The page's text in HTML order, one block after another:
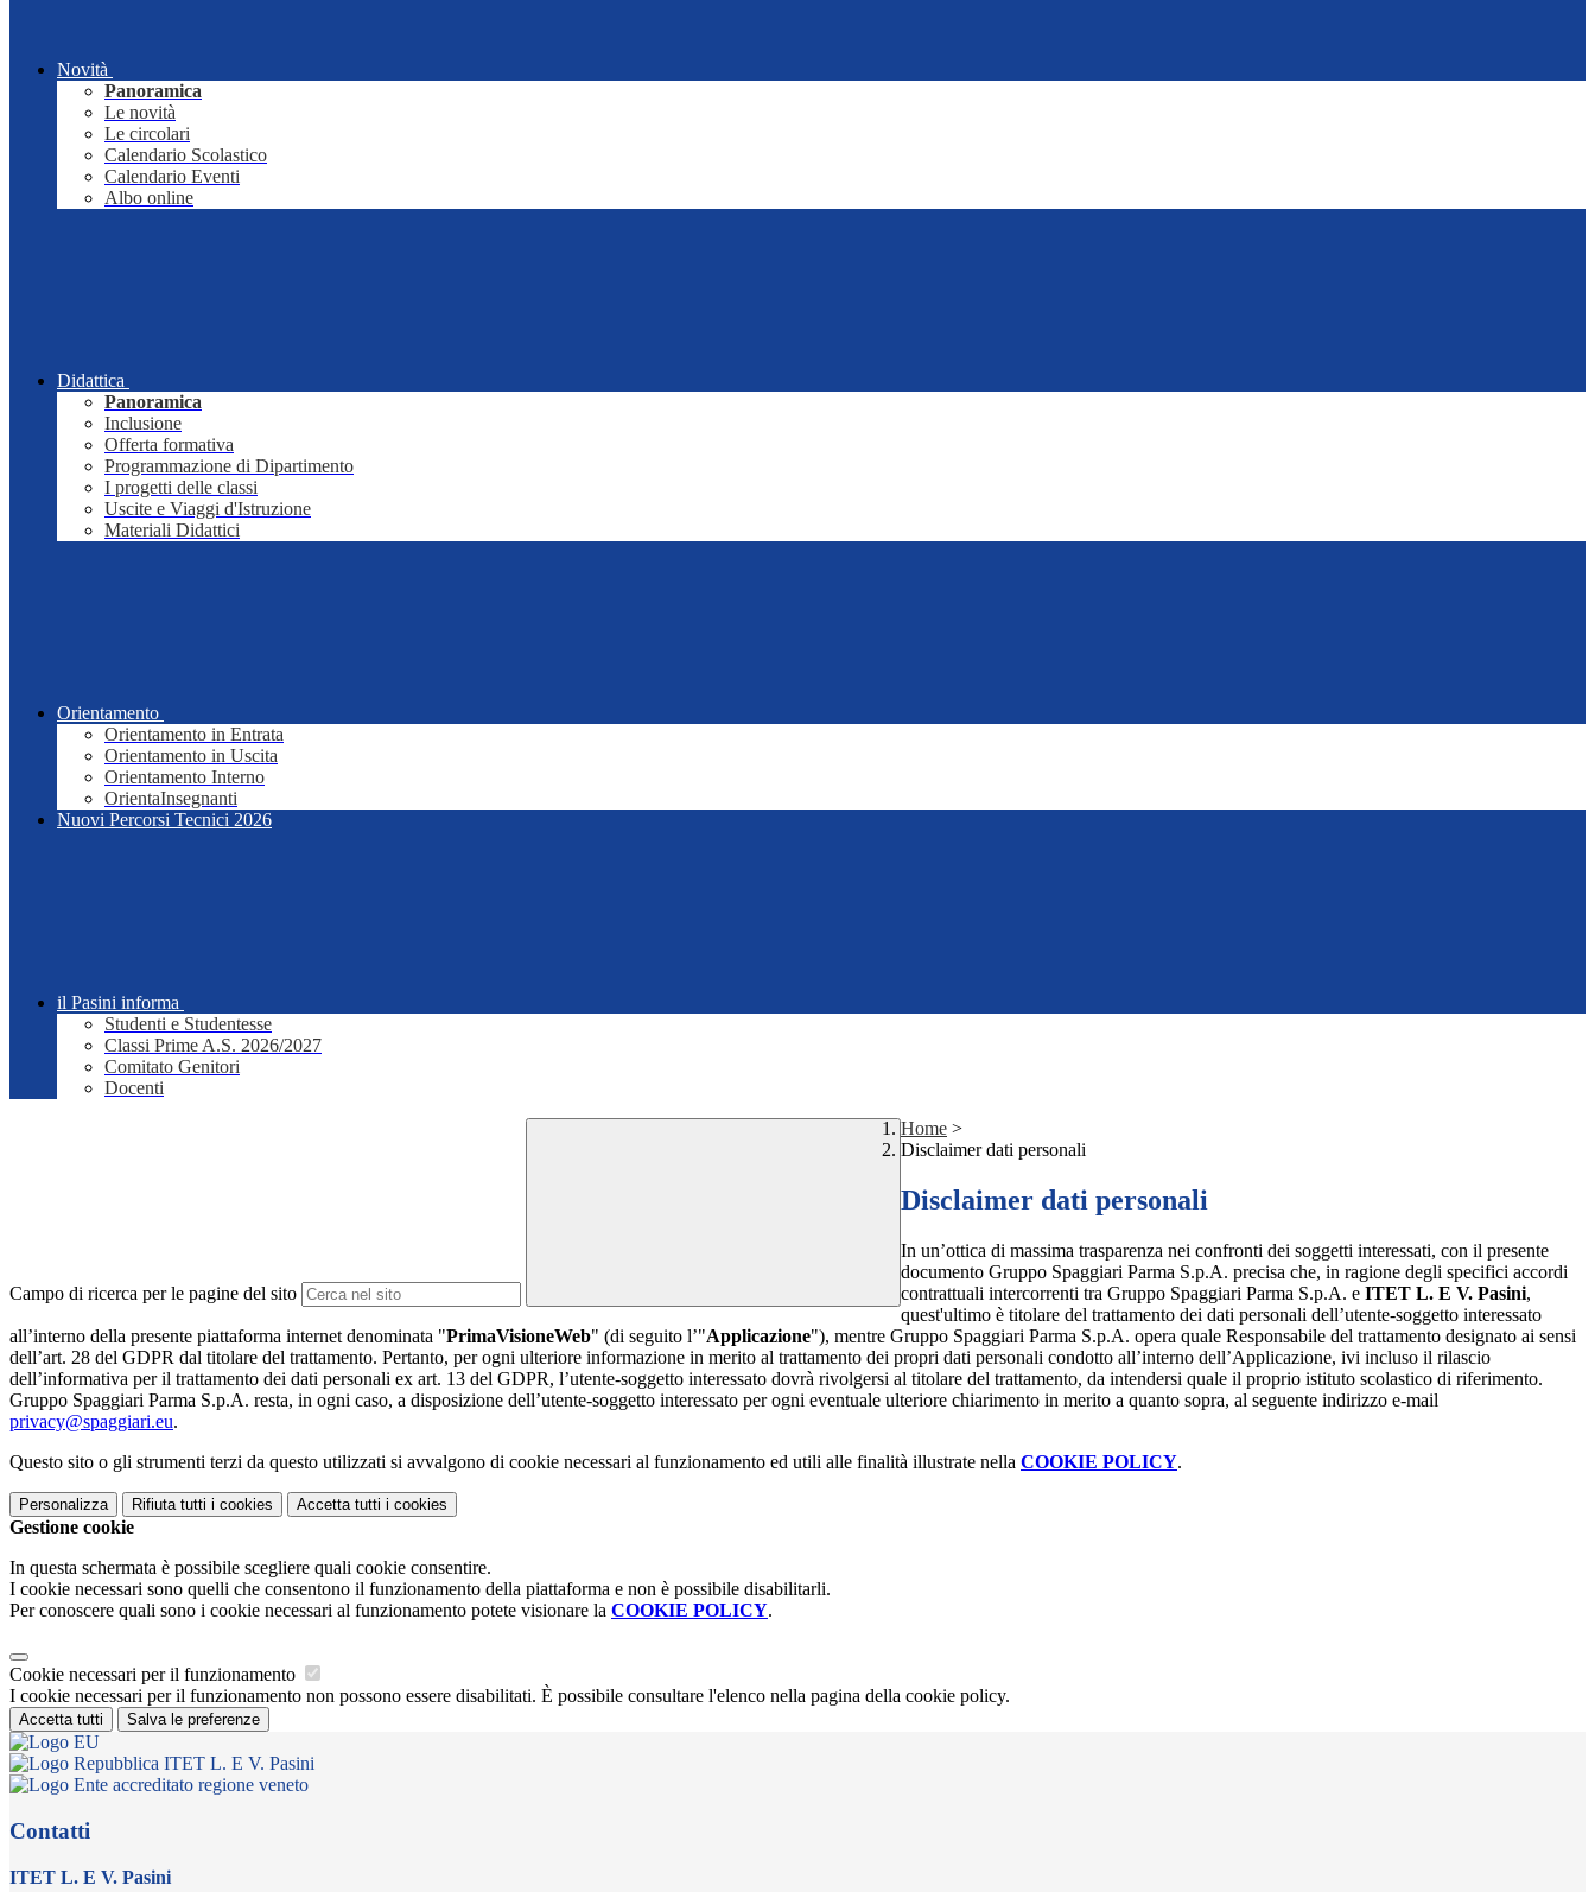
Novità
Panoramica
Le novità
Le circolari
Calendario Scolastico
Calendario Eventi
Albo online
Didattica
Panoramica
Inclusione
Offerta formativa
Programmazione di Dipartimento
I progetti delle classi
Uscite e Viaggi d'Istruzione
Materiali Didattici
Orientamento
Orientamento in Entrata
Orientamento in Uscita
Orientamento Interno
OrientaInsegnanti
Nuovi Percorsi Tecnici 2026
il Pasini informa
Studenti e Studentesse
Classi Prime A.S. 2026/2027
Comitato Genitori
Docenti
Campo di ricerca per le pagine del sito
Home >
Disclaimer dati personali
Disclaimer dati personali
In un’ottica di massima trasparenza nei confronti dei soggetti interessati, con il presente
documento Gruppo Spaggiari Parma S.p.A. precisa che, in ragione degli specifici accordi
contrattuali intercorrenti tra Gruppo Spaggiari Parma S.p.A. e ITET L. E V. Pasini,
quest'ultimo è titolare del trattamento dei dati personali dell’utente-soggetto interessato
all’interno della presente piattaforma internet denominata "PrimaVisioneWeb" (di seguito l’"Applicazione"), mentre Gruppo Spaggiari Parma S.p.A. opera quale Responsabile del trattamento designato ai sensi
dell’art. 28 del GDPR dal titolare del trattamento. Pertanto, per ogni ulteriore informazione in merito al trattamento dei propri dati personali condotto all’interno dell’Applicazione, ivi incluso il rilascio
dell’informativa per il trattamento dei dati personali ex art. 13 del GDPR, l’utente-soggetto interessato dovrà rivolgersi al titolare del trattamento, da intendersi quale il proprio istituto scolastico di riferimento.
Gruppo Spaggiari Parma S.p.A. resta, in ogni caso, a disposizione dell’utente-soggetto interessato per ogni eventuale ulteriore chiarimento in merito a quanto sopra, al seguente indirizzo e-mail
privacy@spaggiari.eu.
Questo sito o gli strumenti terzi da questo utilizzati si avvalgono di cookie necessari al funzionamento ed utili alle finalità illustrate nella COOKIE POLICY.
Personalizza Rifiuta tutti i cookies Accetta tutti i cookies
Gestione cookie
In questa schermata è possibile scegliere quali cookie consentire.
I cookie necessari sono quelli che consentono il funzionamento della piattaforma e non è possibile disabilitarli.
Per conoscere quali sono i cookie necessari al funzionamento potete visionare la COOKIE POLICY.
Cookie necessari per il funzionamento
I cookie necessari per il funzionamento non possono essere disabilitati. È possibile consultare l'elenco nella pagina della cookie policy.
Accetta tutti Salva le preferenze
ITET L. E V. Pasini
Contatti
ITET L. E V. Pasini